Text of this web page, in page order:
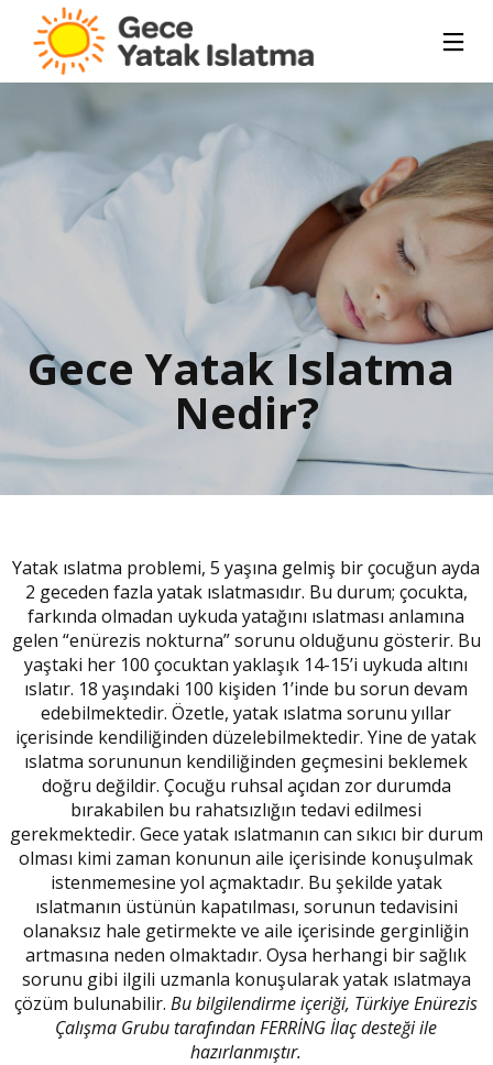
Gece Yatak Islatma
Nedir?
Yatak ıslatma problemi, 5 yaşına gelmiş bir çocuğun ayda
2 geceden fazla yatak ıslatmasıdır. Bu durum; çocukta,
farkında olmadan uykuda yatağını ıslatması anlamına
gelen “enürezis nokturna” sorunu olduğunu gösterir. Bu
yaştaki her 100 çocuktan yaklaşık 14-15’i uykuda altını
ıslatır. 18 yaşındaki 100 kişiden 1’inde bu sorun devam
edebilmektedir. Özetle, yatak ıslatma sorunu yıllar
içerisinde kendiliğinden düzelebilmektedir. Yine de yatak
ıslatma sorununun kendiliğinden geçmesini beklemek
doğru değildir. Çocuğu ruhsal açıdan zor durumda
bırakabilen bu rahatsızlığın tedavi edilmesi
gerekmektedir. Gece yatak ıslatmanın can sıkıcı bir durum
olması kimi zaman konunun aile içerisinde konuşulmak
istenmemesine yol açmaktadır. Bu şekilde yatak
ıslatmanın üstünün kapatılması, sorunun tedavisini
olanaksız hale getirmekte ve aile içerisinde gerginliğin
artmasına neden olmaktadır. Oysa herhangi bir sağlık
sorunu gibi ilgili uzmanla konuşularak yatak ıslatmaya
çözüm bulunabilir.Bu bilgilendirme içeriği, Türkiye Enürezis
Çalışma Grubu tarafından FERRİNG İlaç desteği ile
hazırlanmıştır.